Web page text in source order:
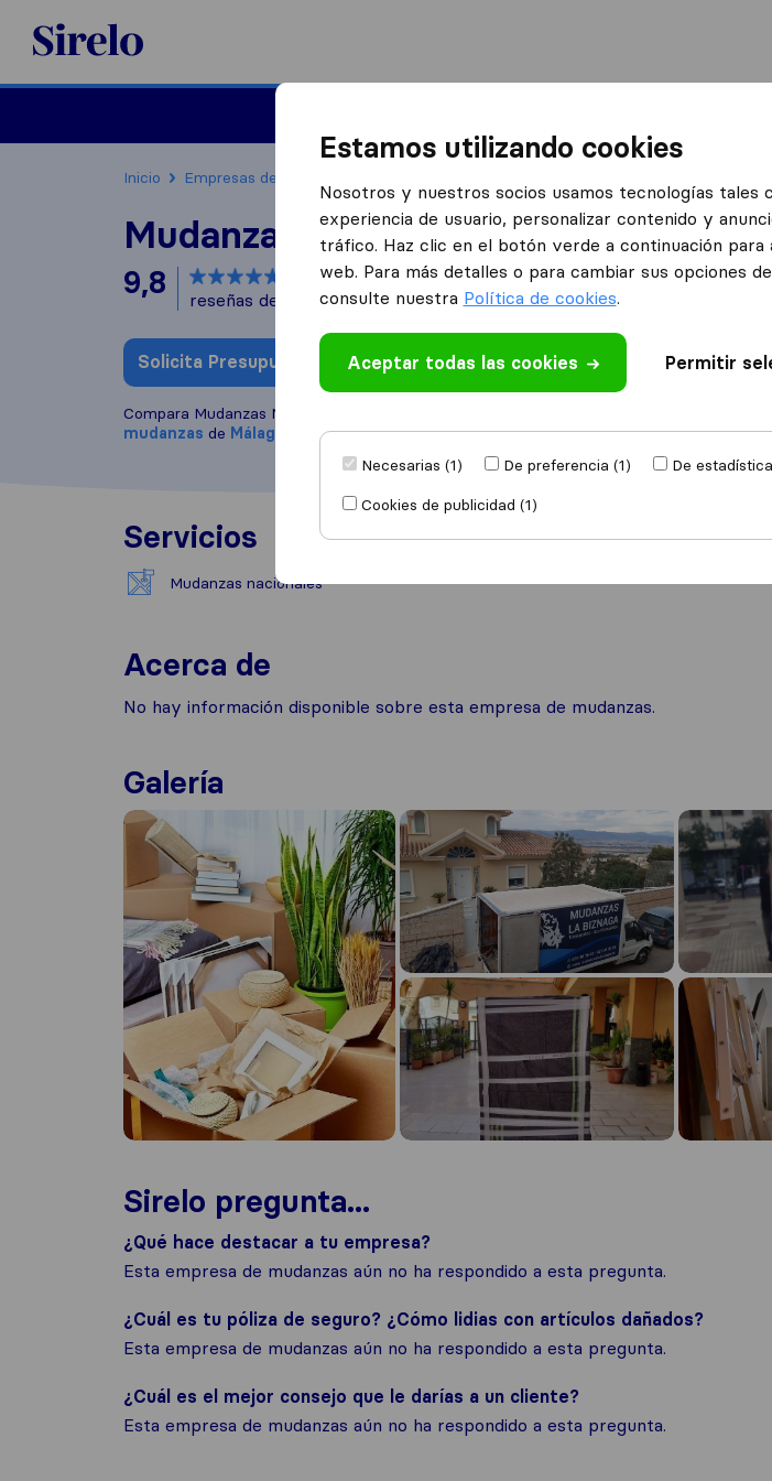
Sirelo.es
Inicio Empresas de mudanzas
Mudanzas Málaga La Biznaga
9,8 basado en145
reseñas de Sirelo y Google
i
Solicita Presupuestos Escribe una valoración
Compara Mudanzas Málaga La Biznaga con otras
mudanzas de Málaga
Servicios
Mudanzas nacionales
Acerca de
No hay información disponible sobre esta empresa de mudanzas.
Galería
Sirelo pregunta...
¿Qué hace destacar a tu empresa?
Esta empresa de mudanzas aún no ha respondido a esta pregunta.
¿Cuál es tu póliza de seguro? ¿Cómo lidias con artículos dañados?
Esta empresa de mudanzas aún no ha respondido a esta pregunta.
¿Cuál es el mejor consejo que le darías a un cliente?
Esta empresa de mudanzas aún no ha respondido a esta pregunta.
Estamos utilizando cookies
Nosotros y nuestros socios usamos tecnologías
experiencia de usuario, personalizar contenido y
tráfico. Haz clic en el botón verde a continuación
web. Para más detalles o para cambiar sus opciones
consulte nuestra Política de cookies.
Aceptar todas las cookies Permitir
Necesarias (1) De preferencia (1)
De
Cookies de publicidad (1)